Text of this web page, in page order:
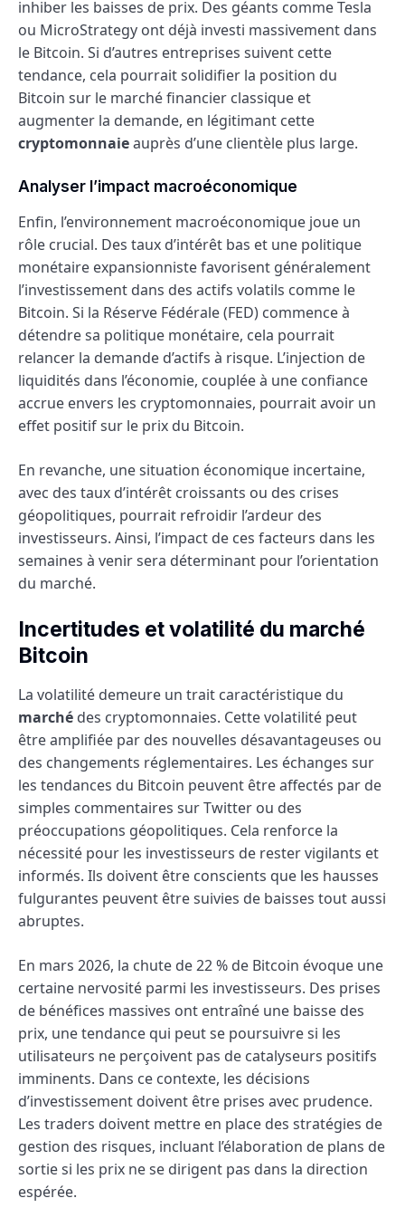
inhiber les baisses de prix. Des géants comme Tesla
ou MicroStrategy ont déjà investi massivement dans
le Bitcoin. Si d’autres entreprises suivent cette
tendance, cela pourrait solidifier la position du
Bitcoin sur le marché financier classique et
augmenter la demande, en légitimant cette
cryptomonnaieauprès d’une clientèle plus large.
Analyser l’impact macroéconomique
Enfin, l’environnement macroéconomique joue un
rôle crucial. Des taux d’intérêt bas et une politique
monétaire expansionniste favorisent généralement
l’investissement dans des actifs volatils comme le
Bitcoin. Si la Réserve Fédérale (FED) commence à
détendre sa politique monétaire, cela pourrait
relancer la demande d’actifs à risque. L’injection de
liquidités dans l’économie, couplée à une confiance
accrue envers les cryptomonnaies, pourrait avoir un
effet positif sur le prix du Bitcoin.
En revanche, une situation économique incertaine,
avec des taux d’intérêt croissants ou des crises
géopolitiques, pourrait refroidir l’ardeur des
investisseurs. Ainsi, l’impact de ces facteurs dans les
semaines à venir sera déterminant pour l’orientation
du marché.
Incertitudes et volatilité du marché
Bitcoin
La volatilité demeure un trait caractéristique du
marché des cryptomonnaies. Cette volatilité peut
être amplifiée par des nouvelles désavantageuses ou
des changements réglementaires. Les échanges sur
les tendances du Bitcoin peuvent être affectés par de
simples commentaires sur Twitter ou des
préoccupations géopolitiques. Cela renforce la
nécessité pour les investisseurs de rester vigilants et
informés. Ils doivent être conscients que les hausses
fulgurantes peuvent être suivies de baisses tout aussi
abruptes.
En mars 2026, la chute de 22 % de Bitcoin évoque une
certaine nervosité parmi les investisseurs. Des prises
de bénéfices massives ont entraîné une baisse des
prix, une tendance qui peut se poursuivre si les
utilisateurs ne perçoivent pas de catalyseurs positifs
imminents. Dans ce contexte, les décisions
d’investissement doivent être prises avec prudence.
Les traders doivent mettre en place des stratégies de
gestion des risques, incluant l’élaboration de plans de
sortie si les prix ne se dirigent pas dans la direction
espérée.